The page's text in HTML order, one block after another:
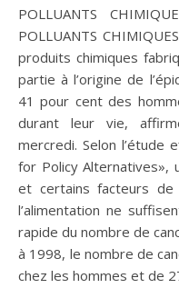
POLLUANTS CHIMIQUES Responsables de CANCERS
POLLUANTS
produits chimiques
partie à l’origine de
41 pour cent des
durant leur vie,
mercredi. Selon l’étude
for Policy Alternatives»,
et certains facteurs
l’alimentation ne
rapide du nombre de
à 1998, le nombre de
chez les hommes et de